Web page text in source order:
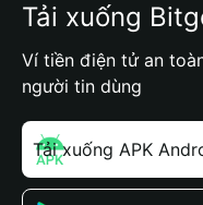
Tải xuống
Ví tiền điện tử an
người tin dùng
Tải xuống APK